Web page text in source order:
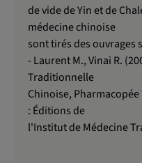
de vi­de de Yin et de
médecine chinoise
sont tirés des ouvrages
- Laurent M., Vinai R.
Traditionnelle
Chinoise,
: Éditions de
l'Institut de Médecine